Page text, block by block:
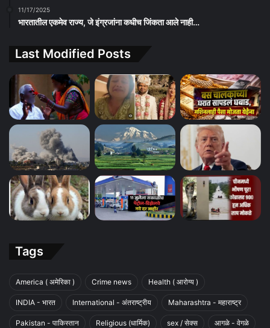
11/17/2025
भारतातील एकमेव राज्य, जे इंग्रजांना कधीच जिंकता आले नाही…
Last Modified Posts
Tags
America ( अमेरिका ) Crime news Health ( आरोग्य )
INDIA - भारत International - अंतराष्ट्रीय Maharashtra - महाराष्ट्र
Pakistan - पाकिस्तान Religious (धार्मिक) sex / सेक्स आगळे - वेगळे